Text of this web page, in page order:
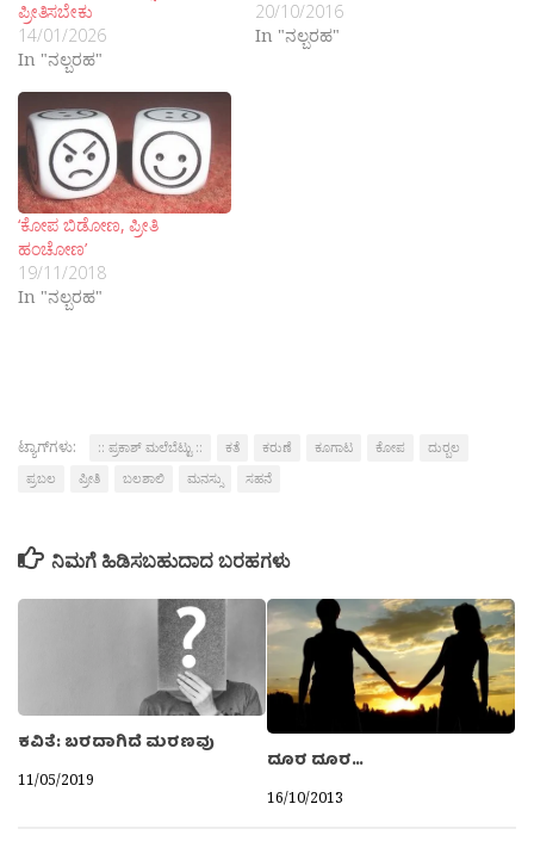
ಪ್ರೀತಿಸಬೇಕು
14/01/2026
In "ನಲ್ಬರಹ"
20/10/2016
In "ನಲ್ಬರಹ"
‘ಕೋಪ ಬಿಡೋಣ, ಪ್ರೀತಿ
ಹಂಚೋಣ’
19/11/2018
In "ನಲ್ಬರಹ"
ಟ್ಯಾಗ್‌ಗಳು: :: ಪ್ರಕಾಶ್ ಮಲೆಬೆಟ್ಟು :: ಕತೆ ಕರುಣೆ ಕೂಗಾಟ ಕೋಪ
ದುರ್‍ಬಲ
ಪ್ರಬಲ
ಪ್ರೀತಿ ಬಲಶಾಲಿ ಮನಸ್ಸು ಸಹನೆ
ನಿಮಗೆ ಹಿಡಿಸಬಹುದಾದ ಬರಹಗಳು
ಕವಿತೆ: ಬರದಾಗಿದೆ ಮರಣವು
11/05/2019
ದೂರ ದೂರ…
16/10/2013